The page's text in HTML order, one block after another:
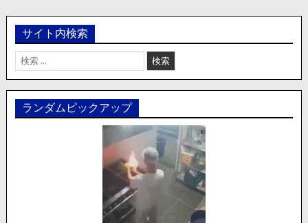
サイト内検索
検
索:
ランダムピックアップ